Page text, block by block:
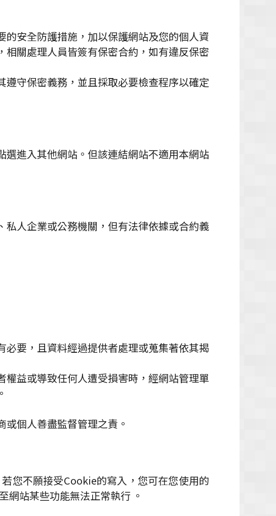
安全防護措施，加以保護網站及您的個人資
關處理人員皆簽有保密合約，如有違反保密
守保密義務，並且採取必要檢查程序以確定
進入其他網站。但該連結網站不適用本網站
人企業或公務機關，但有法律依據或合約義
要，且資料經過提供者處理或蒐集著依其揭
益或導致任何人遭受損害時，經網站管理單
個人善盡監督管理之責。
您不願接受Cookie的寫入，您可在您使用的
站某些功能無法正常執行 。